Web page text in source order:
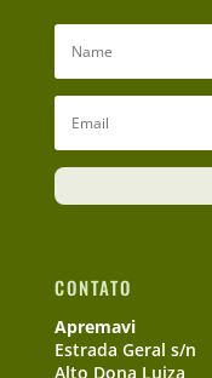
CONTATO
Apremavi
Estrada Geral s/n
Alto Dona Luiza